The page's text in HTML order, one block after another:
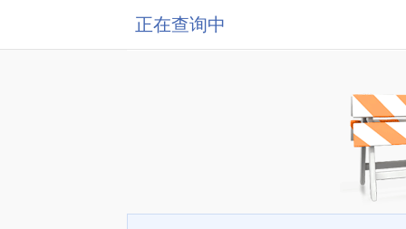
正在查询中